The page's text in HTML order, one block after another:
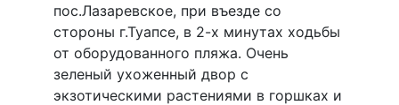
пос.Лазаревское, при въезде со
стороны г.Туапсе, в 2-х минутах ходьбы
от оборудованного пляжа. Очень
зеленый ухоженный двор с
экзотическими растениями в горшках и